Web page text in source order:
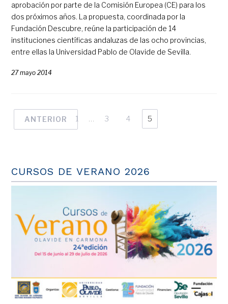
aprobación por parte de la Comisión Europea (CE) para los
dos próximos años. La propuesta, coordinada por la
Fundación Descubre, reúne la participación de 14
instituciones científicas andaluzas de las ocho provincias,
entre ellas la Universidad Pablo de Olavide de Sevilla.
27 mayo 2014
ANTERIOR 1 3 4 5
CURSOS DE VERANO 2026